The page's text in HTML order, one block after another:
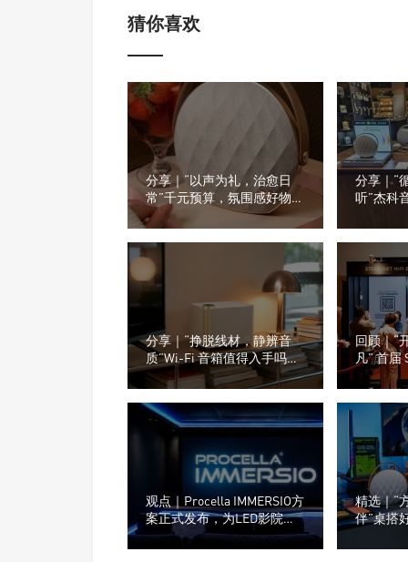
猜你喜欢
分享｜“以声为礼，治愈日
常”千元预算，氛围感好物推
荐
分享｜“
听”杰科
分享｜“挣脱线材，静辨音
质”Wi-Fi 音箱值得入手吗？
小白选购干货汇总
回顾｜“
凡” 首届
级音响
观点｜Procella IMMERSIO方
案正式发布，为LED影院重
新设计声音系统
精选｜“
伴”桌搭
种音箱？